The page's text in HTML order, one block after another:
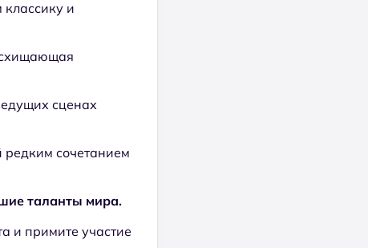
и
сценах
сочетанием
таланты мира.
и примите участие